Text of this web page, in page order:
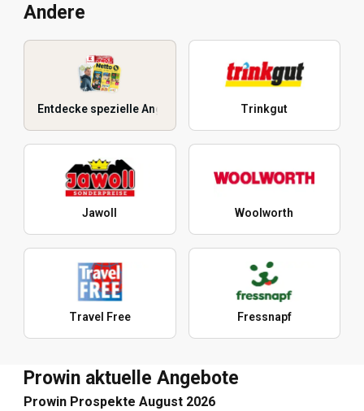
Andere
Entdecke spezielle Angebote Trinkgut
Jawoll Woolworth
Travel Free Fressnapf
Prowin aktuelle Angebote
Prowin Prospekte August 2026